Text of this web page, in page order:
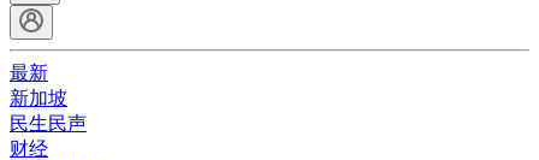
最新
新加坡
民生民声
财经